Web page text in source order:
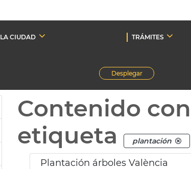
LA CIUDAD TRÁMITES
Desplegar
Contenido
etiqueta
plantación
Plantación árboles València